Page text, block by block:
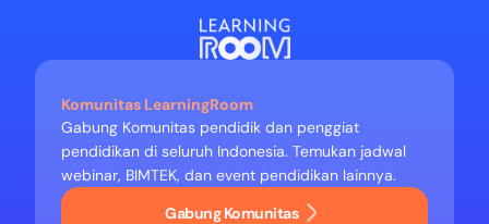
Komunitas LearningRoom
Gabung Komunitas pendidik dan penggiat
pendidikan di seluruh Indonesia. Temukan jadwal
webinar, BIMTEK, dan event pendidikan lainnya.
Gabung Komunitas